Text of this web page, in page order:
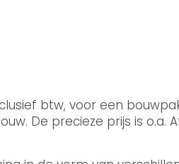
btw, voor een
De precieze prijs is o.a.